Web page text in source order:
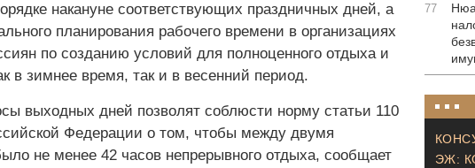
накануне соответствующих праздничных дней, а
планирования рабочего времени в организациях
по созданию условий для полноценного отдыха и
в зимнее время, так и в весенний период.
выходных дней позволят соблюсти норму статьи 110
Федерации о том, чтобы между двумя
не менее 42 часов непрерывного отдыха, сообщает
77
ЭЖ: